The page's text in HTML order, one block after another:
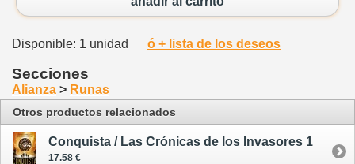
Disponible: 1 unidad ó + lista de los deseos
Secciones
Alianza > Runas
Otros productos relacionados
Conquista / Las Crónicas de los Invasores 1
17.58 €